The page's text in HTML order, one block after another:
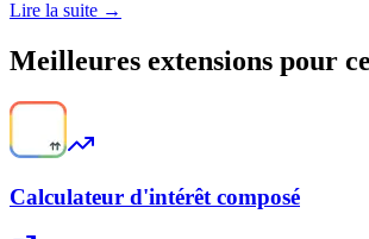
Lire la suite →
Meilleures extensions pour
Calculateur d'intérêt composé